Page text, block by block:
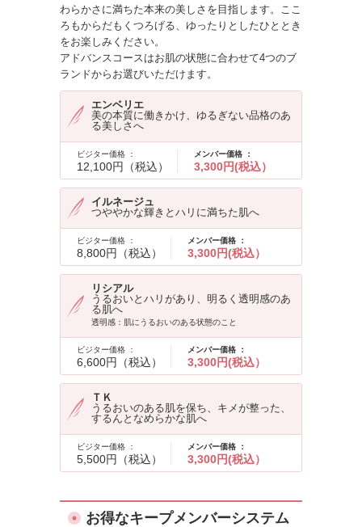
わらかさに満ちた本来の美しさを目指します。ここ
ろもからだもくつろげる、ゆったりとしたひととき
をお楽しみください。
アドバンスコースはお肌の状態に合わせて4つのブ
ランドからお選びいただけます。
エンベリエ
美の本質に働きかけ、ゆるぎない品格のあ
る美しさへ
ビジター価格 ：
12,100円（税込）
メンバー価格 ：
3,300円(税込）
イルネージュ
つややかな輝きとハリに満ちた肌へ
ビジター価格 ：
8,800円（税込）
メンバー価格 ：
3,300円(税込）
リシアル
うるおいとハリがあり、明るく透明感のあ
る肌へ
透明感：肌にうるおいのある状態のこと
ビジター価格 ：
6,600円（税込）
メンバー価格 ：
3,300円(税込）
ＴＫ
うるおいのある肌を保ち、キメが整った、
するんとなめらかな肌へ
ビジター価格 ：
5,500円（税込）
メンバー価格 ：
3,300円(税込）
お得なキープメンバーシステム